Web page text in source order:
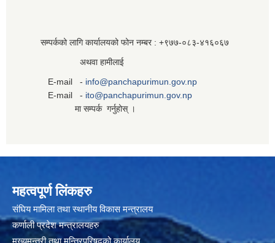
सम्पर्कको लागि कार्यालयको फोन नम्बर : +९७७-०८३‍-४१६०६७
अथवा हामीलाई
E-mail - info@panchapurimun.gov.np
E-mail - ito@panchapurimun.gov.np
मा सम्पर्क गर्नुहोस् ।
महत्वपूर्ण लिंकहरु
संघिय मामिला तथा स्थानीय विकास मन्त्रालय
कर्णाली प्रदेश मन्त्रालयहरु